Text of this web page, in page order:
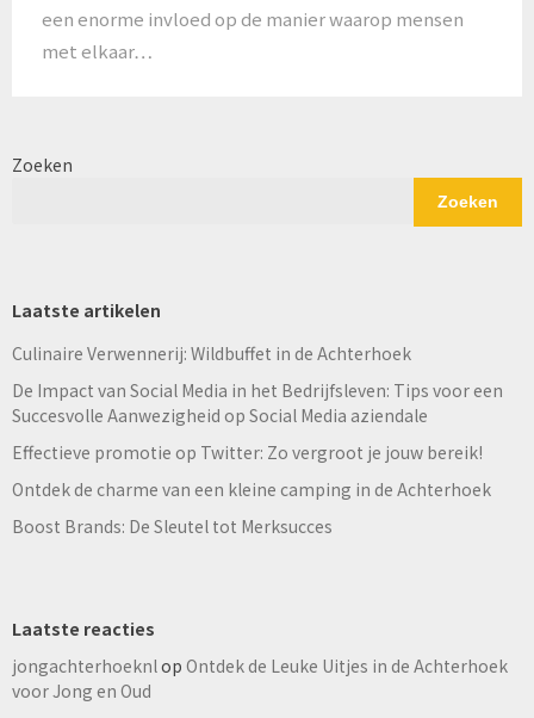
een enorme invloed op de manier waarop mensen
met elkaar…
Zoeken
Zoeken
Laatste artikelen
Culinaire Verwennerij: Wildbuffet in de Achterhoek
De Impact van Social Media in het Bedrijfsleven: Tips voor een
Succesvolle Aanwezigheid op Social Media aziendale
Effectieve promotie op Twitter: Zo vergroot je jouw bereik!
Ontdek de charme van een kleine camping in de Achterhoek
Boost Brands: De Sleutel tot Merksucces
Laatste reacties
jongachterhoeknl op Ontdek de Leuke Uitjes in de Achterhoek
voor Jong en Oud